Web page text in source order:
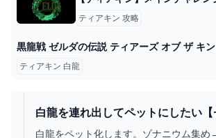
ティアキン 攻略
黒龍戦 ゼルダの伝説 ティアーズ オブ ザ キ
ティアキン 白龍
白龍を連れ出してペットにしたい【
ブレスオブザワイルド】【ティアー
白龍をペット化します。ゾナニウム集